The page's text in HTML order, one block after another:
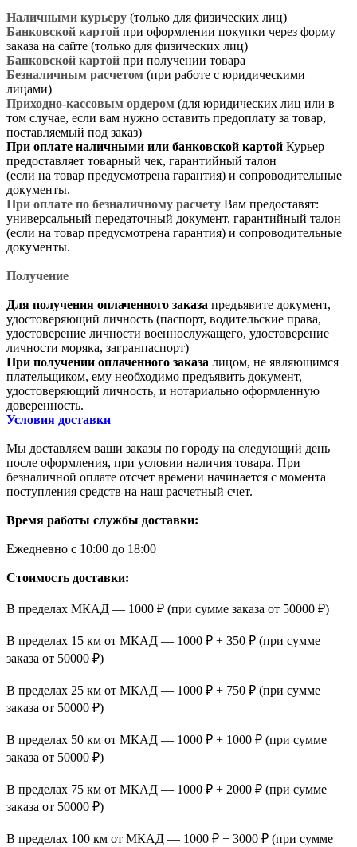
Наличными курьеру (только для физических лиц)
Банковской картой при оформлении покупки через форму
заказа на сайте (только для физических лиц)
Банковской картой при получении товара
Безналичным расчетом (при работе с юридическими
лицами)
Приходно-кассовым ордером (для юридических лиц или в
том случае, если вам нужно оставить предоплату за товар,
поставляемый под заказ)
При оплате наличными или банковской картой Курьер
предоставляет товарный чек, гарантийный талон
(если на товар предусмотрена гарантия) и сопроводительные
документы.
При оплате по безналичному расчету Вам предоставят:
универсальный передаточный документ, гарантийный талон
(если на товар предусмотрена гарантия) и сопроводительные
документы.
Получение
Для получения оплаченного заказа предъявите документ,
удостоверяющий личность (паспорт, водительские права,
удостоверение личности военнослужащего, удостоверение
личности моряка, загранпаспорт)
При получении оплаченного заказа лицом, не являющимся
плательщиком, ему необходимо предъявить документ,
удостоверяющий личность, и нотариально оформленную
доверенность.
Условия доставки
Мы доставляем ваши заказы по городу на следующий день
после оформления, при условии наличия товара. При
безналичной оплате отсчет времени начинается с момента
поступления средств на наш расчетный счет.
Время работы службы доставки:
Ежедневно с 10:00 до 18:00
Стоимость доставки:
В пределах МКАД — 1000 ₽ (при сумме заказа от 50000 ₽)
В пределах 15 км от МКАД — 1000 ₽ + 350 ₽ (при сумме
заказа от 50000 ₽)
В пределах 25 км от МКАД — 1000 ₽ + 750 ₽ (при сумме
заказа от 50000 ₽)
В пределах 50 км от МКАД — 1000 ₽ + 1000 ₽ (при сумме
заказа от 50000 ₽)
В пределах 75 км от МКАД — 1000 ₽ + 2000 ₽ (при сумме
заказа от 50000 ₽)
В пределах 100 км от МКАД — 1000 ₽ + 3000 ₽ (при сумме